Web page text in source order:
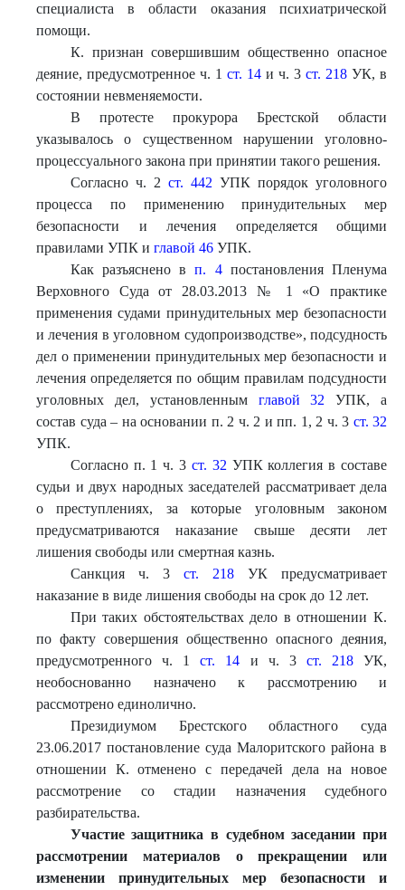
специалиста в области оказания психиатрической
помощи.
К. признан совершившим общественно опасное
деяние, предусмотренное ч. 1 ст. 14 и ч. 3 ст. 218 УК, в
состоянии невменяемости.
В протесте прокурора Брестской области
указывалось о существенном нарушении уголовно-
процессуального закона при принятии такого решения.
Согласно ч. 2 ст. 442 УПК порядок уголовного
процесса по применению принудительных мер
безопасности и лечения определяется общими
правилами УПК и главой 46 УПК.
Как разъяснено вп. 4постановления Пленума
Верховного Суда от 28.03.2013 № 1 «О практике
применения судами принудительных мер безопасности
и лечения в уголовном судопроизводстве», подсудность
дел о применении принудительных мер безопасности и
лечения определяется по общим правилам подсудности
уголовных дел, установленным главой 32 УПК, а
состав суда – на основании п. 2 ч. 2 и пп. 1, 2 ч. 3 ст. 32
УПК.
Согласно п. 1 ч. 3 ст. 32 УПК коллегия в составе
судьи и двух народных заседателей рассматривает дела
о преступлениях, за которые уголовным законом
предусматриваются наказание свыше десяти лет
лишения свободы или смертная казнь.
Санкция ч. 3 ст. 218УК предусматривает
наказание в виде лишения свободы на срок до 12 лет.
При таких обстоятельствах дело в отношении К.
по факту совершения общественно опасного деяния,
предусмотренного ч. 1ст. 14 и ч. 3 ст. 218УК,
необоснованно назначено к рассмотрению и
рассмотрено единолично.
Президиумом Брестского областного суда
23.06.2017 постановление суда Малоритского района в
отношении К. отменено с передачей дела на новое
рассмотрение со стадии назначения судебного
разбирательства.
Участие защитника в судебном заседании при
рассмотрении материалов о прекращении или
изменении принудительных мер безопасности и